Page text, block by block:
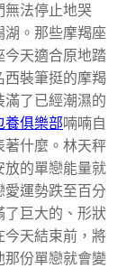
無法停止地哭
湖。那些摩羯座
今天適合原地踏
西裝筆挺的摩羯
了已經潮濕的
養俱樂部喃喃自
著什麼。林天秤
放的單戀能量就
愛運勢跌至百分
了巨大的、形狀
今天結束前，將
份單戀就會變